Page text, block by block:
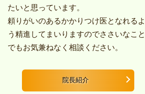
たいと思っています。
頼りがいのあるかかりつけ医となれるよ
う精進してまいりますのでささいなこと
でもお気兼ねなく相談ください。
院長紹介